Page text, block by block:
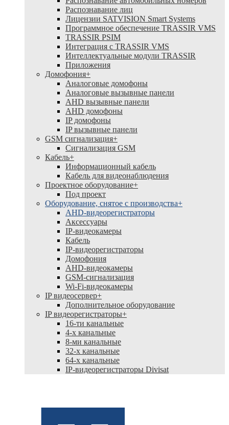
Распознавание лиц
Лицензии SATVISION Smart Systems
Программное обеспечение TRASSIR VMS
TRASSIR PSIM
Интеграция с TRASSIR VMS
Интеллектуальные модули TRASSIR
Приложения
Домофония+
Аналоговые домофоны
Аналоговые вызывные панели
AHD вызывные панели
AHD домофоны
IP домофоны
IP вызывные панели
GSM сигнализация+
Cигнализация GSM
Кабель+
Информационный кабель
Кабель для видеонаблюдения
Проектное оборудование+
Под проект
Оборудование, снятое с производства+
AHD-видеорегистраторы
Аксессуары
IP-видеокамеры
Кабель
IP-видеорегистраторы
Домофония
AHD-видеокамеры
GSM-сигнализация
Wi-Fi-видеокамеры
IP видеосервер+
Дополнительное оборудование
IP видеорегистраторы+
16-ти канальные
4-х канальные
8-ми канальные
32-х канальные
64-х канальные
IP-видеорегистраторы Divisat